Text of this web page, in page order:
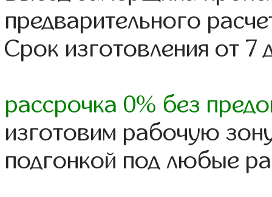
предварительного
Срок изготовления от 7
рассрочка 0% без
изготовим рабочую
подгонкой под любые